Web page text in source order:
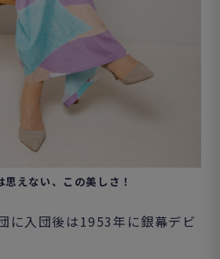
えない、この美しさ！
に入団後は1953年に銀幕デビ